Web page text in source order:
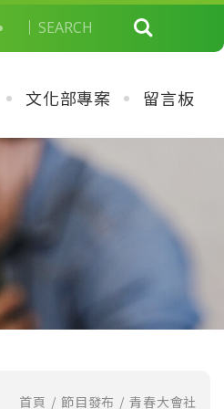
文化部專案 留言板
首頁 節目發布 青春大會社